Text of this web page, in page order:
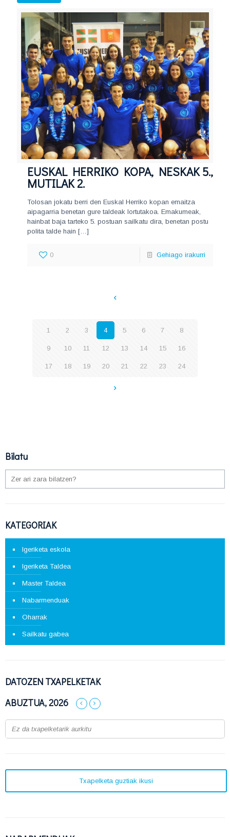
EUSKAL HERRIKO KOPA, NESKAK 5.,
MUTILAK 2.
Tolosan jokatu berri den Euskal Herriko kopan emaitza
aipagarria benetan gure taldeak lortutakoa. Emakumeak,
hainbat baja tarteko 5. postuan sailkatu dira, benetan postu
polita talde hain […]
0 Gehiago irakurri
1 2 3 4 5 6 7 8
9 10 11 12 13 14 15 16
17 18 19 20 21 22 23 24
Bilatu
KATEGORIAK
Igeriketa eskola
Igeriketa Taldea
Master Taldea
Nabarmenduak
Oharrak
Sailkatu gabea
DATOZEN TXAPELKETAK
ABUZTUA, 2026
Ez da txapelketarik aurkitu
Txapelketa guztiak ikusi